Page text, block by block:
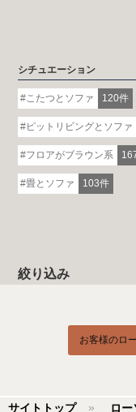
シチュエーション
こたつとソファ 120件
ピットリビングとソファ
フロアがブラウン系
畳とソファ 103件
絞り込み
お客様のロ
サイトトップ ロ